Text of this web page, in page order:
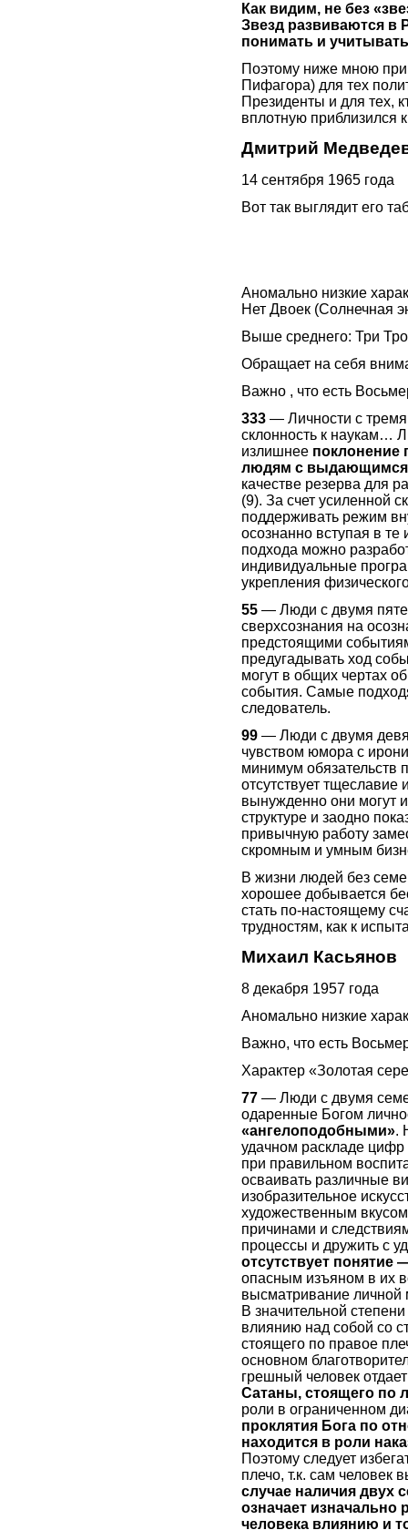
Как видим, не без
Звезд развиваются в
понимать и
Поэтому ниже мною
Пифагора) для тех
Президенты и для тех,
вплотную приблизился
Дмитрий
14 сентября 1965 года
Вот так выглядит его
Аномально низкие
Нет Двоек (Солнечная
Выше среднего: Три
Обращает на себя
Важно , что есть
333 — Личности с
склонность к наукам…
излишнее поклонение
людям с выдающимся
качестве резерва для
(9). За счет усиленной
поддерживать режим
осознанно вступая в те
подхода можно
индивидуальные
укрепления
55 — Люди с двумя
сверхсознания на
предстоящими
предугадывать ход
могут в общих чертах
события. Самые
следователь.
99 — Люди с двумя
чувством юмора с
минимум обязательств
отсутствует
вынужденно они могут
структуре и заодно
привычную работу
скромным и умным
В жизни людей без
хорошее добывается
стать по-настоящему
трудностям, как к
Михаил Касьянов
8 декабря 1957 года
Аномально низкие
Важно, что есть
Характер «Золотая
77 — Люди с двумя
одаренные Богом
«ангелоподобными».
удачном раскладе цифр
при правильном
осваивать различные
изобразительное
художественным
причинами и
процессы и дружить с
отсутствует понятие
опасным изъяном в их
высматривание
В значительной
влиянию над собой со
стоящего по правое
основном
грешный человек
Сатаны, стоящего по
роли в ограниченном
проклятия Бога по
находится в роли
Поэтому следует
плечо, т.к. сам человек
случае наличия двух
означает изначально
человека влиянию и